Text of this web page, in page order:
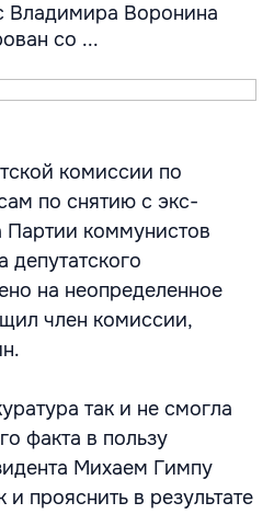
Владимира Воронина
со ...
комиссии по
по снятию с экс-
Партии коммунистов
на неопределенное
член комиссии,
так и не смогла
факта в пользу
Михаем Гимпу
прояснить в результате